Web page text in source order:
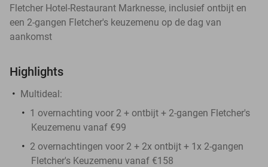
Fletcher Hotel-Restaurant Marknesse, inclusief ontbijt en
een 2-gangen Fletcher's keuzemenu op de dag van
aankomst
Highlights
Multideal:
1 overnachting voor 2 + ontbijt + 2-gangen Fletcher's
Keuzemenu vanaf €99
2 overnachtingen voor 2 + 2x ontbijt + 1x 2-gangen
Fletcher's Keuzemenu vanaf €158